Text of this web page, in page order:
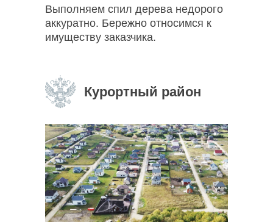
Курортный район
Выполняем спил дерева недорого
аккуратно. Бережно относимся к
имуществу заказчика.